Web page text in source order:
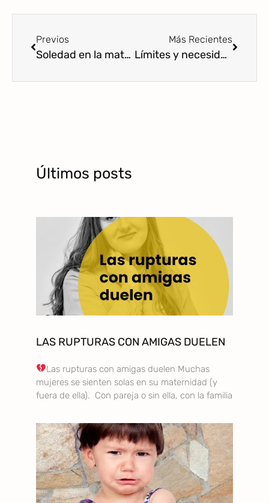
Previos
Soledad en la maternidad.
Más Recientes
Límites y necesidad de aceptación
Últimos posts
LAS RUPTURAS CON AMIGAS DUELEN
Las rupturas con amigas duelen Muchas
mujeres se sienten solas en su maternidad (y
fuera de ella). Con pareja o sin ella, con la familia